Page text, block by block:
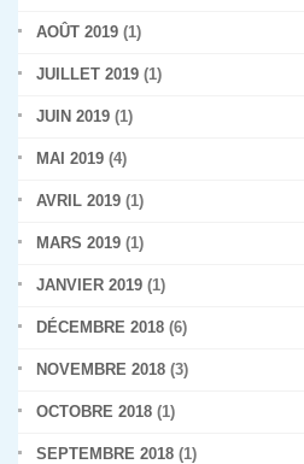
AOÛT 2019 (1)
JUILLET 2019 (1)
JUIN 2019 (1)
MAI 2019 (4)
AVRIL 2019 (1)
MARS 2019 (1)
JANVIER 2019 (1)
DÉCEMBRE 2018 (6)
NOVEMBRE 2018 (3)
OCTOBRE 2018 (1)
SEPTEMBRE 2018 (1)